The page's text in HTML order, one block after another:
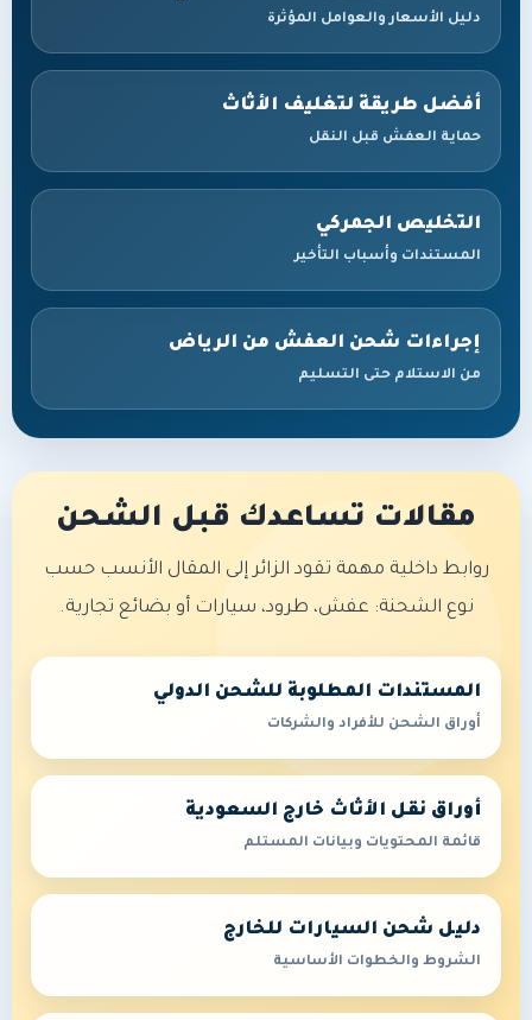
دليل الأسعار والعوامل المؤثرة
أفضل طريقة لتغليف الأثاث
حماية العفش قبل النقل
التخليص الجمركي
المستندات وأسباب التأخير
إجراءات شحن العفش من الرياض
من الاستلام حتى التسليم
مقالات تساعدك قبل الشحن
روابط داخلية مهمة تقود الزائر إلى المقال الأنسب حسب
نوع الشحنة: عفش، طرود، سيارات أو بضائع تجارية.
المستندات المطلوبة للشحن الدولي
أوراق الشحن للأفراد والشركات
أوراق نقل الأثاث خارج السعودية
قائمة المحتويات وبيانات المستلم
دليل شحن السيارات للخارج
الشروط والخطوات الأساسية